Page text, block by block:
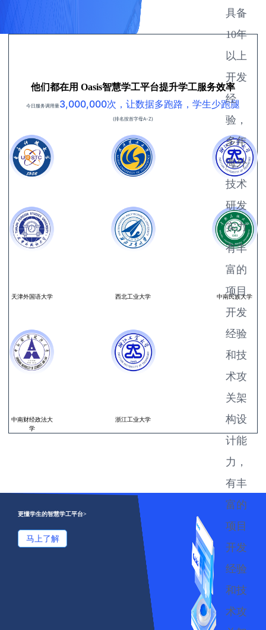
具备
10年
以上
开发
经
验，
多年
海外
技术
研发
实力
有丰
富的
项目
开发
经验
和技
术攻
关架
构设
计能
力，
有丰
富的
项目
开发
经验
和技
术攻
他们都在用 Oasis智慧学工平台提升学工服务效率
今日服务调用量3,000,000次，让数据多跑路，学生少跑腿
{排名按首字母A-Z}
电子科技大学 武汉理工大学 浙江工业大学
天津外国语大学 西北工业大学 中南民族大学
中南财经政法大
学
浙江工业大学
更懂学生的智慧学工平台>
马上了解